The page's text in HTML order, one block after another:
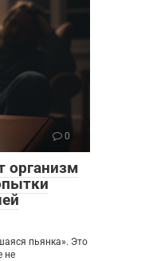
0
организм
пьянка». Это
не